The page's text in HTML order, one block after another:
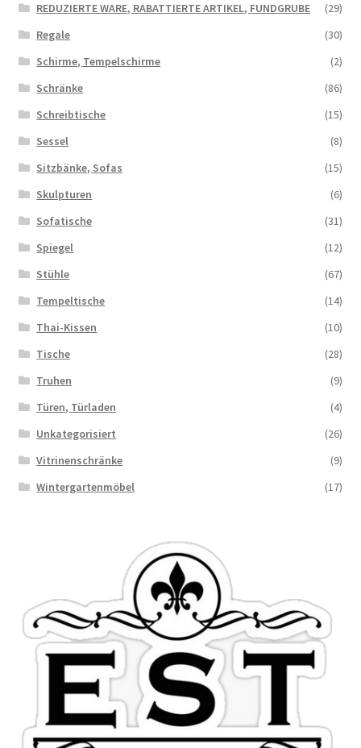
REDUZIERTE WARE, RABATTIERTE ARTIKEL, FUNDGRUBE
(29)
Regale
(30)
Schirme, Tempelschirme
(2)
Schränke
(86)
Schreibtische
(15)
Sessel
(8)
Sitzbänke, Sofas
(15)
Skulpturen
(6)
Sofatische
(31)
Spiegel
(12)
Stühle
(67)
Tempeltische
(14)
Thai-Kissen
(10)
Tische
(28)
Truhen
(9)
Türen, Türladen
(4)
Unkategorisiert
(26)
Vitrinenschränke
(9)
Wintergartenmöbel
(17)